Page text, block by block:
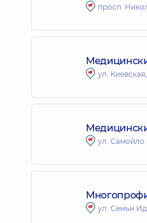
просп.
ул.
ул. Самойло
ул. Семьи